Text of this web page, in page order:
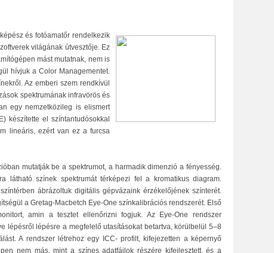
és fotóamatőr rendelkezik
világának útvesztője. Ez
mást mutatnak, nem is
hívjuk a Color Managementet.
Az emberi szem rendkívül
spektrumának infravörös és
egy nemzetközileg is elismert
készítette el színtantudósokkal
lineáris, ezért van ez a furcsa
mutatják be a spektrumot, a harmadik dimenzió a fényesség.
látható színek spektrumát térképezi fel a kromatikus diagram.
ábrázoltuk digitális gépvázaink érzékelőjének színterét.
a Gretag-Macbetch Eye-One színkalibrációs rendszerét. Első
amin a tesztet ellenőrizni fogjuk. Az Eye-One rendszer
lépésről lépésre a megfelelő utasításokat betartva, körülbelül 5–8
A rendszer létrehoz egy ICC- profilt, kifejezetten a képernyő
nem más, mint a színes adatfájlok részére kifejlesztett, és a